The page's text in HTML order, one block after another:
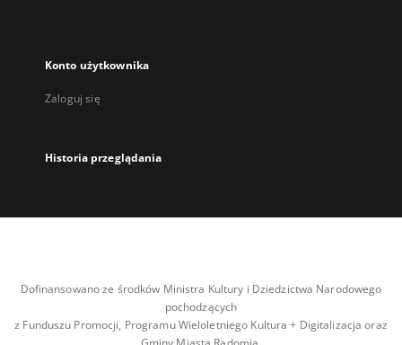
Konto użytkownika
Zaloguj się
Historia przeglądania
Dofinansowano ze środków Ministra Kultury i Dziedzictwa Narodowego
pochodzących
z Funduszu Promocji, Programu Wieloletniego Kultura + Digitalizacja oraz